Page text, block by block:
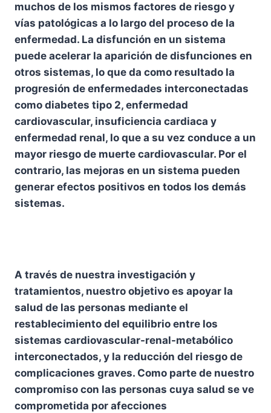
muchos de los mismos factores de riesgo y
vías patológicas a lo largo del proceso de la
enfermedad. La disfunción en un sistema
puede acelerar la aparición de disfunciones en
otros sistemas, lo que da como resultado la
progresión de enfermedades interconectadas
como diabetes tipo 2, enfermedad
cardiovascular, insuficiencia cardiaca y
enfermedad renal, lo que a su vez conduce a un
mayor riesgo de muerte cardiovascular. Por el
contrario, las mejoras en un sistema pueden
generar efectos positivos en todos los demás
sistemas.
A través de nuestra investigación y
tratamientos, nuestro objetivo es apoyar la
salud de las personas mediante el
restablecimiento del equilibrio entre los
sistemas cardiovascular-renal-metabólico
interconectados, y la reducción del riesgo de
complicaciones graves. Como parte de nuestro
compromiso con las personas cuya salud se ve
comprometida por afecciones